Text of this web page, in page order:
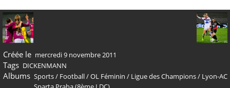
Créée le mercredi 9 novembre 2011
Tags DICKENMANN
Albums Sports/ Football/OL Féminin / Ligue des Champions/ Lyon-AC